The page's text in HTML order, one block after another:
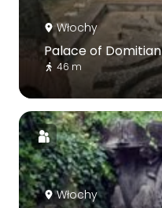
Włochy
Palace of Domitian
46 m
Włochy